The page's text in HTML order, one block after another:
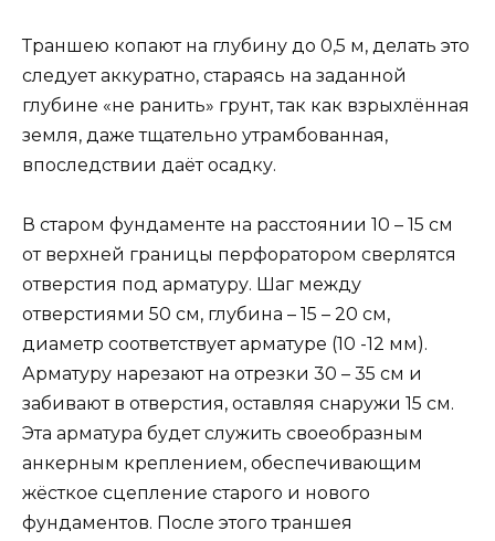
Траншею копают на глубину до 0,5 м, делать это
следует аккуратно, стараясь на заданной
глубине «не ранить» грунт, так как взрыхлённая
земля, даже тщательно утрамбованная,
впоследствии даёт осадку.
В старом фундаменте на расстоянии 10 – 15 см
от верхней границы перфоратором сверлятся
отверстия под арматуру. Шаг между
отверстиями 50 см, глубина – 15 – 20 см,
диаметр соответствует арматуре (10 -12 мм).
Арматуру нарезают на отрезки 30 – 35 см и
забивают в отверстия, оставляя снаружи 15 см.
Эта арматура будет служить своеобразным
анкерным креплением, обеспечивающим
жёсткое сцепление старого и нового
фундаментов. После этого траншея